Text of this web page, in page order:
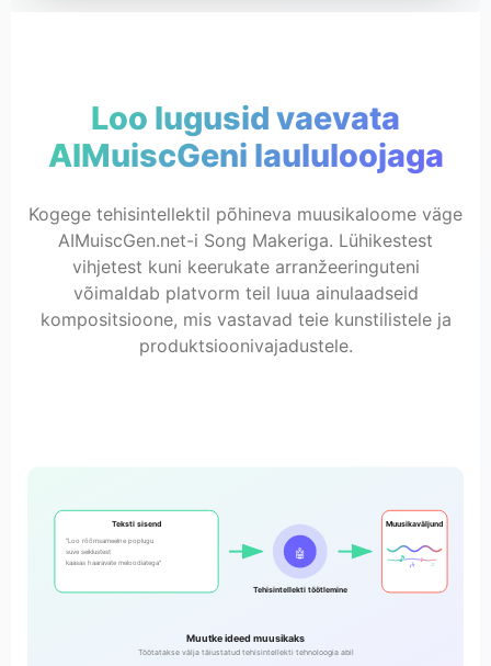
Loo lugusid vaevata
AIMuiscGeni laululoojaga
Kogege tehisintellektil põhineva muusikaloome väge
AIMuiscGen.net-i Song Makeriga. Lühikestest
vihjetest kuni keerukate arranžeeringuteni
võimaldab platvorm teil luua ainulaadseid
kompositsioone, mis vastavad teie kunstilistele ja
produktsioonivajadustele.
Teksti sisend
"Loo rõõmsameelne poplugu
suve seiklustest
kaasas haaravate meloodiatega"
🤖
Tehisintellekti töötlemine
Muusikaväljund
🎵
🎶
♪ ♫
Muutke ideed muusikaks
Töötatakse välja täiustatud tehisintellekti tehnoloogia abil